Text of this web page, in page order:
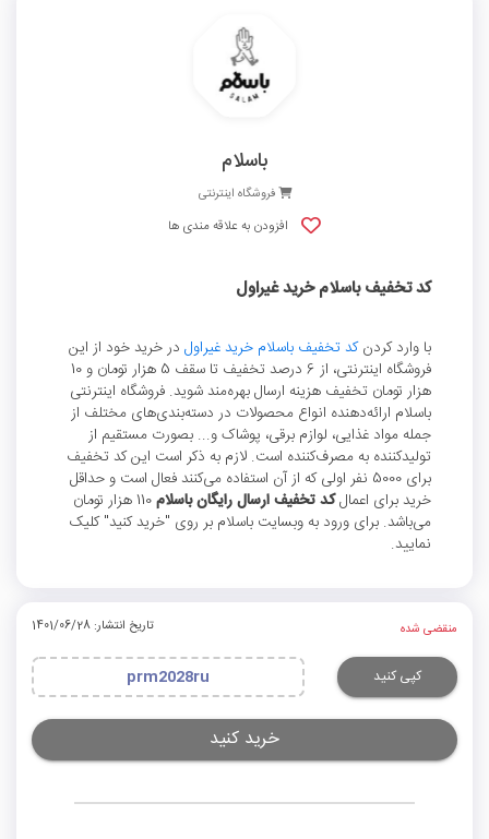
باسلام
فروشگاه اینترنتی
افزودن به علاقه مندی ها
کد تخفیف باسلام خرید غیراول
با وارد کردنکد تخفیف باسلام خرید غیراولدر خرید خود از این
فروشگاه اینترنتی، از 6 درصد تخفیف تا سقف 5 هزار تومان و 10
هزار تومان تخفیف هزینه ارسال بهره‌مند شوید. فروشگاه اینترنتی
باسلام ارائه‌دهنده انواع محصولات در دسته‌بندی‌های مختلف از
جمله مواد غذایی، لوازم برقی، پوشاک و... بصورت مستقیم از
تولیدکننده به مصرف‌کننده است. لازم به ذکر است این کد تخفیف
برای 5000 نفر اولی که از آن استفاده می‌کنند فعال است و حداقل
خرید برای اعمالکد تخفیف ارسال رایگان باسلام
110 هزار تومان
می‌باشد. برای ورود به وبسایت باسلام بر روی "خرید کنید" کلیک
نمایید.
منقضی شده تاریخ انتشار: 1401/06/28
کپی کنید prm2028ru
خرید کنید